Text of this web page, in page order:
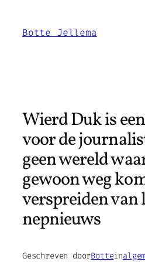
Botte Jellema
Wierd Duk is
voor de
geen wereld
gewoon weg
verspreiden van
nepnieuws
Geschreven doorBottein